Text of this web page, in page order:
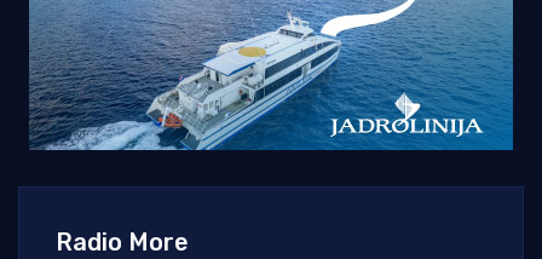
Radio More